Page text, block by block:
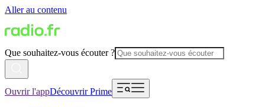
Aller au contenu
Que souhaitez-vous écouter ?
Ouvrir l'appDécouvrir Prime